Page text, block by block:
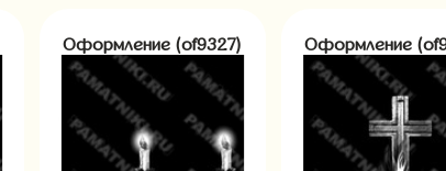
Оформление (of9327) Оформление